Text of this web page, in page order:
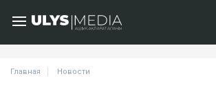
Главная Новости